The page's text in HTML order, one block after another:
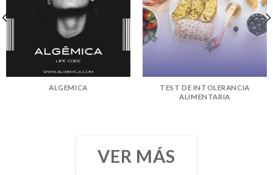
ALGEMICA
TEST DE INTOLERANCIA
ALIMENTARIA
VER MÁS